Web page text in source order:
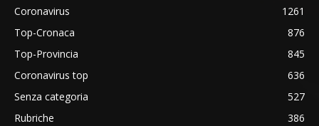
Coronavirus
1261
Top-Cronaca
876
Top-Provincia
845
Coronavirus top
636
Senza categoria
527
Rubriche
386